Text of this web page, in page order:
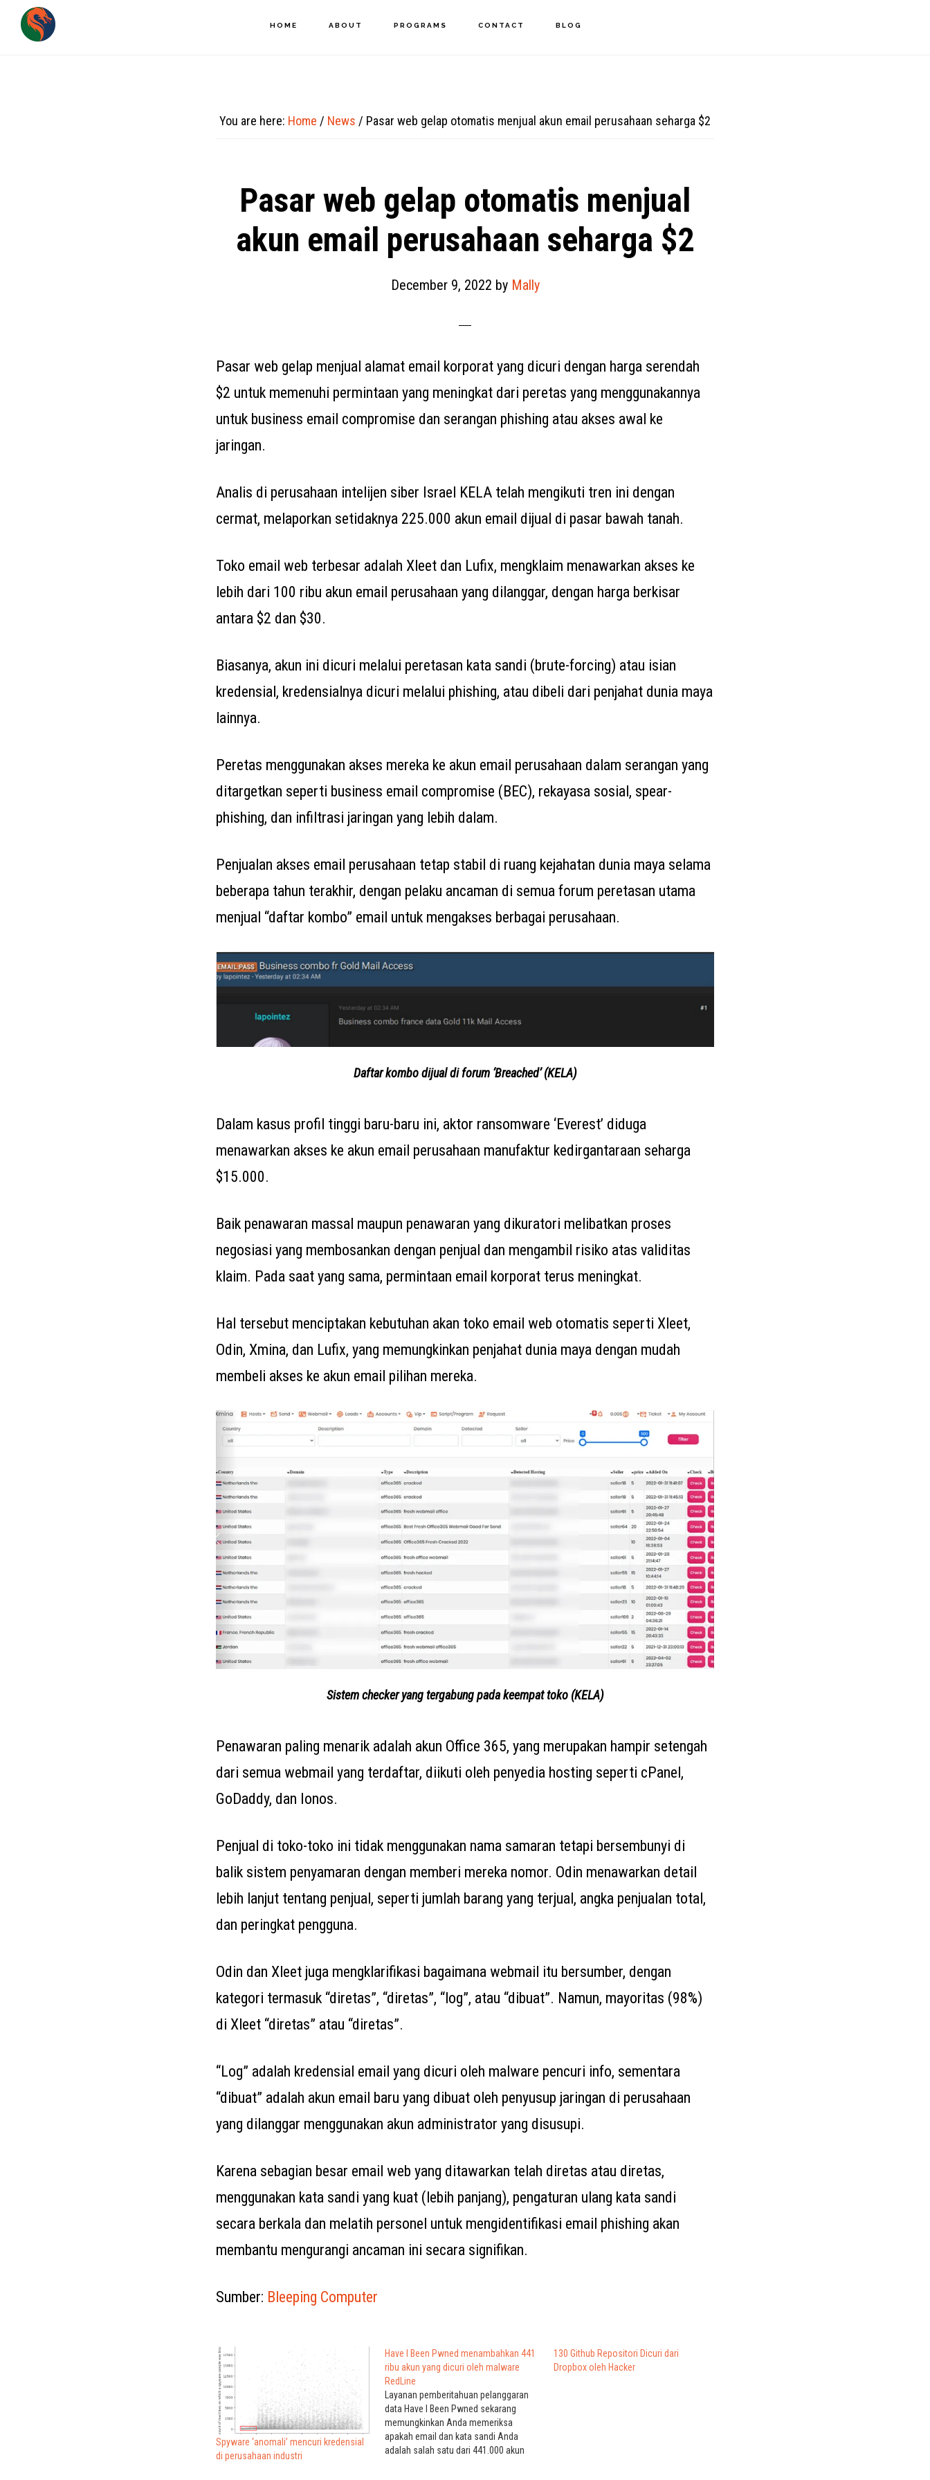
Skip
HOME ABOUT PROGRAMS CONTACT BLOG
You are here: Home / News / Pasar web gelap otomatis menjual akun email perusahaan seharga $2
Pasar web gelap otomatis menjual
akun email perusahaan seharga $2
December 9, 2022 by Mally
Pasar web gelap menjual alamat email korporat yang dicuri dengan harga serendah
$2 untuk memenuhi permintaan yang meningkat dari peretas yang menggunakannya
untuk business email compromise dan serangan phishing atau akses awal ke
jaringan.
Analis di perusahaan intelijen siber Israel KELA telah mengikuti tren ini dengan
cermat, melaporkan setidaknya 225.000 akun email dijual di pasar bawah tanah.
Toko email web terbesar adalah Xleet dan Lufix, mengklaim menawarkan akses ke
lebih dari 100 ribu akun email perusahaan yang dilanggar, dengan harga berkisar
antara $2 dan $30.
Biasanya, akun ini dicuri melalui peretasan kata sandi (brute-forcing) atau isian
kredensial, kredensialnya dicuri melalui phishing, atau dibeli dari penjahat dunia maya
lainnya.
Peretas menggunakan akses mereka ke akun email perusahaan dalam serangan yang
ditargetkan seperti business email compromise (BEC), rekayasa sosial, spear-
phishing, dan infiltrasi jaringan yang lebih dalam.
Penjualan akses email perusahaan tetap stabil di ruang kejahatan dunia maya selama
beberapa tahun terakhir, dengan pelaku ancaman di semua forum peretasan utama
menjual “daftar kombo” email untuk mengakses berbagai perusahaan.
Daftar kombo dijual di forum ‘Breached’ (KELA)
Dalam kasus profil tinggi baru-baru ini, aktor ransomware ‘Everest’ diduga
menawarkan akses ke akun email perusahaan manufaktur kedirgantaraan seharga
$15.000.
Baik penawaran massal maupun penawaran yang dikuratori melibatkan proses
negosiasi yang membosankan dengan penjual dan mengambil risiko atas validitas
klaim. Pada saat yang sama, permintaan email korporat terus meningkat.
Hal tersebut menciptakan kebutuhan akan toko email web otomatis seperti Xleet,
Odin, Xmina, dan Lufix, yang memungkinkan penjahat dunia maya dengan mudah
membeli akses ke akun email pilihan mereka.
Sistem checker yang tergabung pada keempat toko (KELA)
Penawaran paling menarik adalah akun Office 365, yang merupakan hampir setengah
dari semua webmail yang terdaftar, diikuti oleh penyedia hosting seperti cPanel,
GoDaddy, dan Ionos.
Penjual di toko-toko ini tidak menggunakan nama samaran tetapi bersembunyi di
balik sistem penyamaran dengan memberi mereka nomor. Odin menawarkan detail
lebih lanjut tentang penjual, seperti jumlah barang yang terjual, angka penjualan total,
dan peringkat pengguna.
Odin dan Xleet juga mengklarifikasi bagaimana webmail itu bersumber, dengan
kategori termasuk “diretas”, “diretas”, “log”, atau “dibuat”. Namun, mayoritas (98%)
di Xleet “diretas” atau “diretas”.
“Log” adalah kredensial email yang dicuri oleh malware pencuri info, sementara
“dibuat” adalah akun email baru yang dibuat oleh penyusup jaringan di perusahaan
yang dilanggar menggunakan akun administrator yang disusupi.
Karena sebagian besar email web yang ditawarkan telah diretas atau diretas,
menggunakan kata sandi yang kuat (lebih panjang), pengaturan ulang kata sandi
secara berkala dan melatih personel untuk mengidentifikasi email phishing akan
membantu mengurangi ancaman ini secara signifikan.
Sumber: Bleeping Computer
Spyware ‘anomali’ mencuri kredensial
di perusahaan industri
Have I Been Pwned menambahkan 441
ribu akun yang dicuri oleh malware
RedLine
Layanan pemberitahuan pelanggaran
data Have I Been Pwned sekarang
memungkinkan Anda memeriksa
apakah email dan kata sandi Anda
adalah salah satu dari 441.000 akun
130 Github Repositori Dicuri dari
Dropbox oleh Hacker